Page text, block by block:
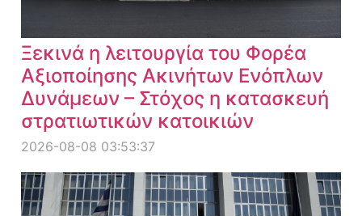
Ξεκινά η λειτουργία του Φορέα
Αξιοποίησης Ακινήτων Ενόπλων
Δυνάμεων – Στόχος η κατασκευή
στρατιωτικών κατοικιών
2026-08-08 03:53:37